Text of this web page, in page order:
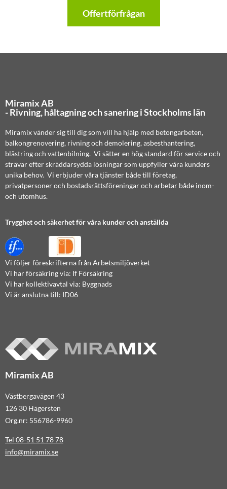
Offertförfrågan
Miramix AB
- Rivning, håltagning och sanering i Stockholms län
Miramix vänder sig till dig som vill ha hjälp med betongarbeten,
balkongrenovering, rivning och demolering, asbesthantering,
blästring och vattenbilning. Vi sätter en hög standard för service och
strävar efter skräddarsydda lösningar som uppfyller våra kunders
unika behov. Vi erbjuder våra tjänster både till företag,
privatpersoner och bostadsrättsföreningar och arbetar både inom-
och utomhus.
Trygghet och säkerhet för våra kunder och anställda
Vi följer föreskrifterna från Arbetsmiljöverket
Vi har försäkring via: If Försäkring
Vi har kollektivavtal via: Byggnads
Vi är anslutna till: ID06
Miramix AB
Västbergavägen 43
126 30 Hägersten
Org.nr: 556786-9960
Tel 08-51 51 78 78
info@miramix.se